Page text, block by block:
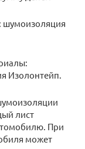
шумоизоляция
Изолонтейп.
лист
При
может